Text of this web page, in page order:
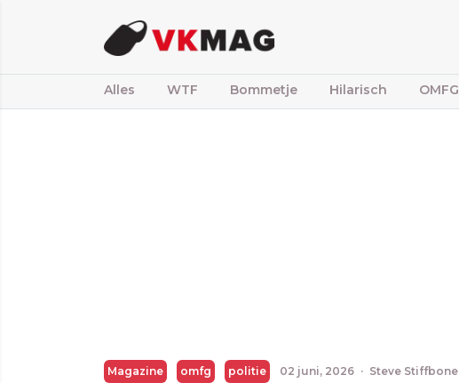
Alles WTF Bommetje Hilarisch OMFG
Magazine omfg politie 02 juni, 2026 · Steve Stiffbone